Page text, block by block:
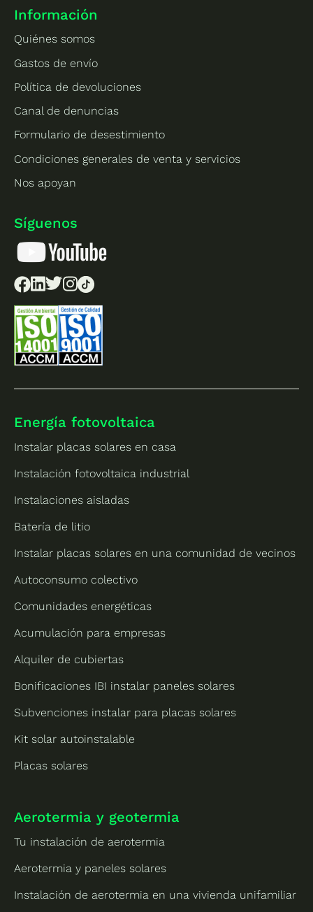
Información
Quiénes somos
Gastos de envío
Política de devoluciones
Canal de denuncias
Formulario de desestimiento
Condiciones generales de venta y servicios
Nos apoyan
Síguenos
Energía fotovoltaica
Instalar placas solares en casa
Instalación fotovoltaica industrial
Instalaciones aisladas
Batería de litio
Instalar placas solares en una comunidad de vecinos
Autoconsumo colectivo
Comunidades energéticas
Acumulación para empresas
Alquiler de cubiertas
Bonificaciones IBI instalar paneles solares
Subvenciones instalar para placas solares
Kit solar autoinstalable
Placas solares
Aerotermia y geotermia
Tu instalación de aerotermia
Aerotermia y paneles solares
Instalación de aerotermia en una vivienda unifamiliar